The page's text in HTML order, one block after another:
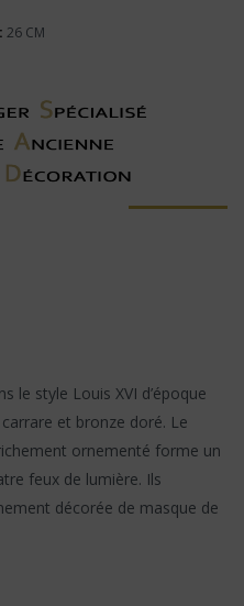
26 CM
le style Louis XVI d’époque
et bronze doré. Le
ornementé forme un
feux de lumière. Ils
décorée de masque de